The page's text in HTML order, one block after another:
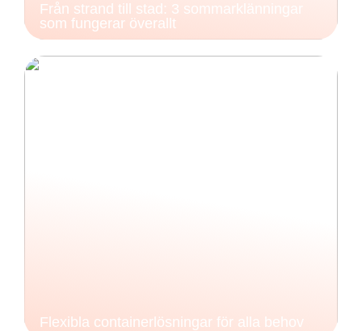
Från strand till stad: 3 sommarklänningar
som fungerar överallt
Flexibla containerlösningar för alla behov